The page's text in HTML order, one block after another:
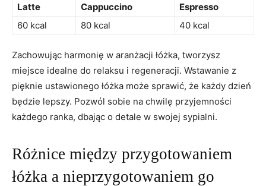
Latte Cappuccino
Espresso
60 kcal
80 kcal 40 ‌kcal
Zachowując harmonię w aranżacji łóżka, tworzysz
miejsce idealne do relaksu​ i regeneracji. ​Wstawanie z
⁣pięknie ustawionego łóżka ​może sprawić, że każdy dzień
będzie lepszy. Pozwól sobie⁤ na chwilę przyjemności⁣
każdego ranka, dbając o detale⁢ w⁤ swojej sypialni.
Różnice między przygotowaniem
⁤łóżka a nieprzygotowaniem go